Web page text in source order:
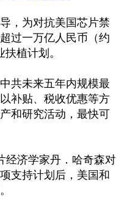
，为对抗美国芯片禁
过一万亿人民币（约
植计划。
共未来五年内规模最
补贴、税收优惠等方
和研究活动，最快可
经济学家丹．哈奇森对
支持计划后，美国和